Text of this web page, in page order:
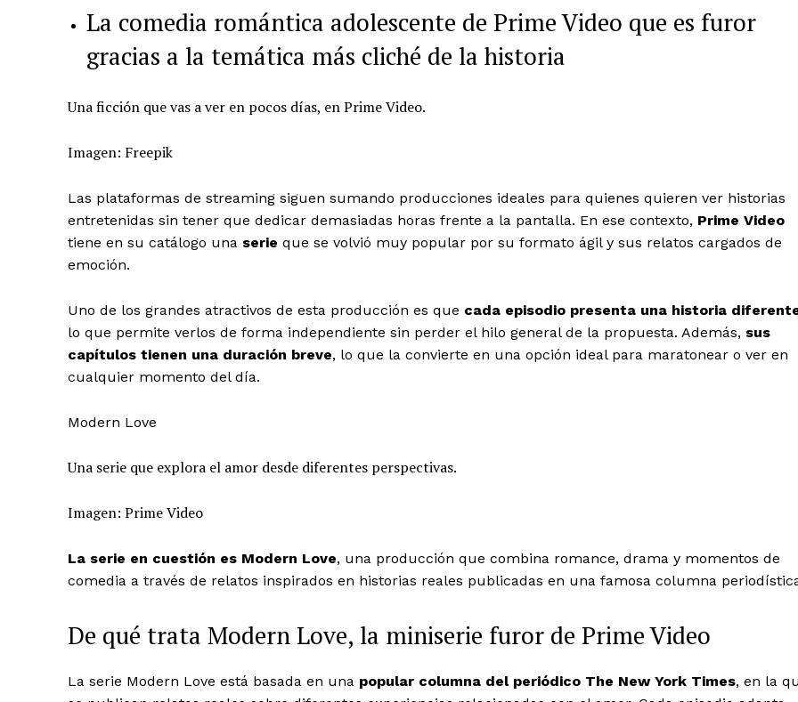
La comedia romántica adolescente de Prime Video que es furor
gracias a la temática más cliché de la historia
Una ficción que vas a ver en pocos días, en Prime Video.
Imagen: Freepik
Las plataformas de streaming siguen sumando producciones ideales para quienes quieren ver historias
entretenidas sin tener que dedicar demasiadas horas frente a la pantalla. En ese contexto, Prime Video
tiene en su catálogo una serie que se volvió muy popular por su formato ágil y sus relatos cargados de
emoción.
Uno de los grandes atractivos de esta producción es que cada episodio presenta una historia
lo que permite verlos de forma independiente sin perder el hilo general de la propuesta. Además, sus
capítulos tienen una duración breve, lo que la convierte en una opción ideal para maratonear o ver en
cualquier momento del día.
Modern Love
Una serie que explora el amor desde diferentes perspectivas.
Imagen: Prime Video
La serie en cuestión es Modern Love, una producción que combina romance, drama y momentos de
comedia a través de relatos inspirados en historias reales publicadas en una famosa columna
De qué trata Modern Love, la miniserie furor de Prime Video
La serie Modern Love está basada en una popular columna del periódico The New York Times, en la